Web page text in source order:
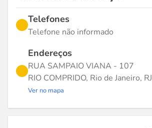
Telefones
Telefone não informado
Endereços
RUA SAMPAIO VIANA - 107
RIO COMPRIDO, Rio de Janeiro, RJ
Ver no mapa